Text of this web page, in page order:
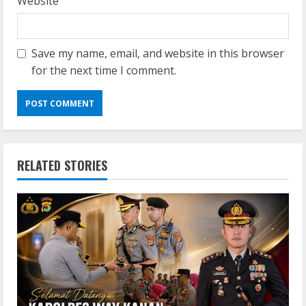
Save my name, email, and website in this browser
for the next time I comment.
RELATED STORIES